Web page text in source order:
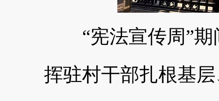
“宪法宣传周”期
挥驻村干部扎根基